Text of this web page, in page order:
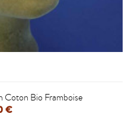
Coton Bio Framboise
€